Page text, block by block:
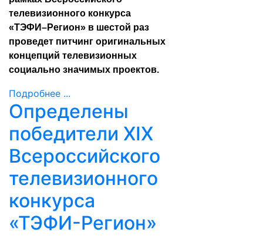
телевизионного конкурса
«ТЭФИ–Регион» в шестой раз
проведет питчинг оригинальных
концепций телевизионных
социально значимых проектов.
Подробнее ...
Определены
победители XIX
Всероссийского
телевизионного
конкурса
«ТЭФИ-Регион»